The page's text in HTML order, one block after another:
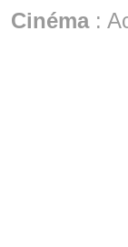
Cinéma: